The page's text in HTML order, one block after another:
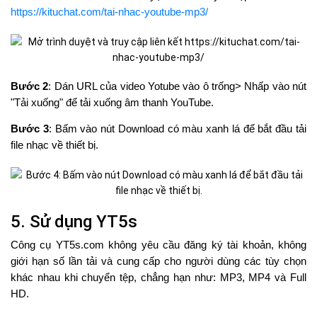
https://kituchat.com/tai-nhac-youtube-mp3/
Bước 2: Dán URL của video Yotube vào ô trống> Nhấp vào nút
"Tải xuống" để tải xuống âm thanh YouTube.
Bước 3: Bấm vào nút Download có màu xanh lá để bắt đầu tải
file nhạc về thiết bị.
5. Sử dụng YT5s
Công cụ YT5s.com không yêu cầu đăng ký tài khoản, không
giới hạn số lần tải và cung cấp cho người dùng các tùy chọn
khác nhau khi chuyển tệp, chẳng hạn như: MP3, MP4 và Full
HD.